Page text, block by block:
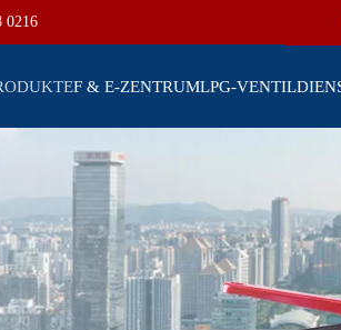
0216
F & E-ZENTRUMLPG-VENTIL